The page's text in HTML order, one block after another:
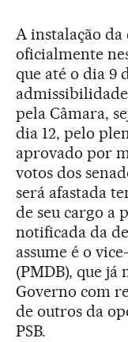
A instalação
oficialmente
que até o dia 9
pela Câmara,
dia 12, pelo
aprovado por
votos dos
será afastada
de seu cargo a
notificada da
assume é o
(PMDB), que já
Governo com
de outros da
PSB.